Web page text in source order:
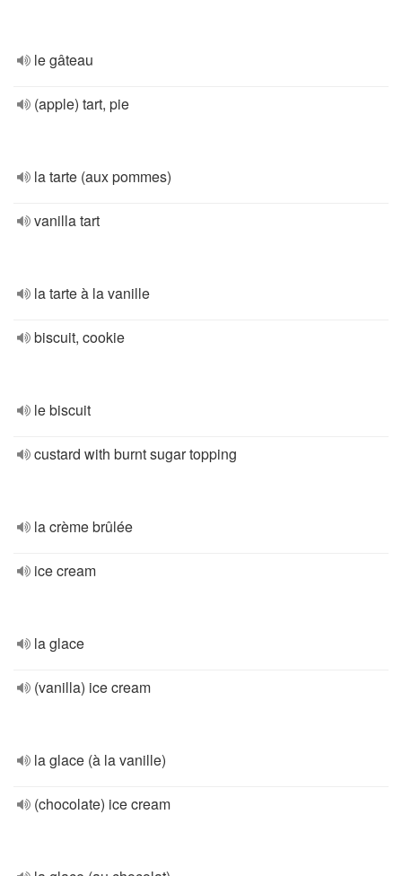
le gâteau
(apple) tart, pie
la tarte (aux pommes)
vanilla tart
la tarte à la vanille
biscuit, cookie
le biscuit
custard with burnt sugar topping
la crème brûlée
ice cream
la glace
(vanilla) ice cream
la glace (à la vanille)
(chocolate) ice cream